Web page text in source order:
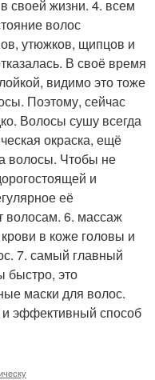
своей жизни. 4. всем
волос
утюжков, щипцов и
В своё время
видимо это тоже
Поэтому, сейчас
Волосы сушу всегда
окраска, ещё
волосы. Чтобы не
и
её
волосам. 6. массаж
в коже головы и
7. самый главный
быстро, это
маски для волос.
эффективный способ